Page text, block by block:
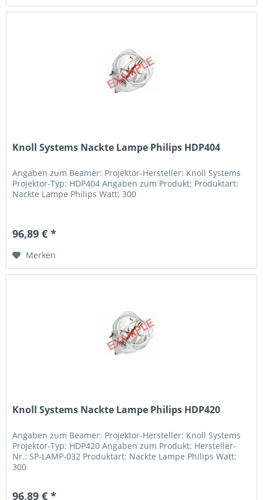
Knoll Systems Nackte Lampe Philips HDP404
Angaben zum Beamer: Projektor-Hersteller: Knoll Systems
Projektor-Typ: HDP404 Angaben zum Produkt: Produktart:
Nackte Lampe Philips Watt: 300
96,89 € *
Merken
Knoll Systems Nackte Lampe Philips HDP420
Angaben zum Beamer: Projektor-Hersteller: Knoll Systems
Projektor-Typ: HDP420 Angaben zum Produkt: Hersteller-
Nr.: SP-LAMP-032 Produktart: Nackte Lampe Philips Watt:
300
96,89 € *